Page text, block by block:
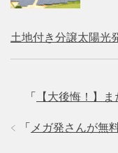
土地付き分譲太陽光
「 【大後悔！】
「 メガ発さんが無